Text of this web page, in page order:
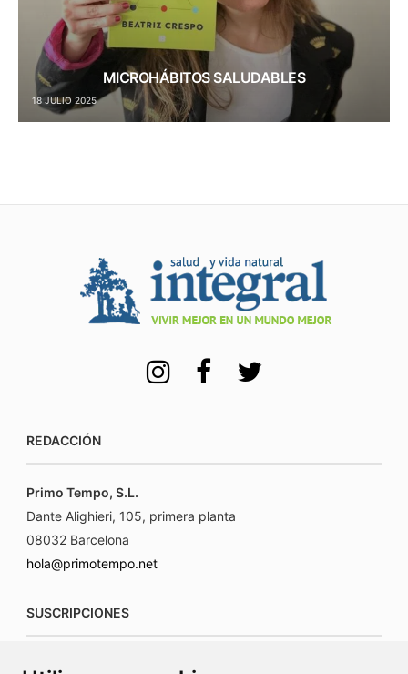
MICROHÁBITOS SALUDABLES
18 JULIO 2025
REDACCIÓN
Primo Tempo, S.L.
Dante Alighieri, 105, primera planta
08032 Barcelona
hola@primotempo.net
SUSCRIPCIONES